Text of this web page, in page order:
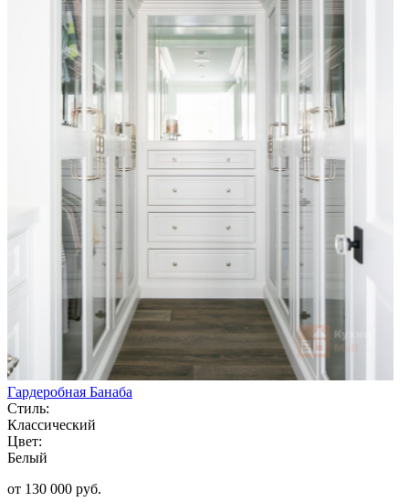
Гардеробная Банаба
Стиль:
Классический
Цвет:
Белый
от 130 000 руб.